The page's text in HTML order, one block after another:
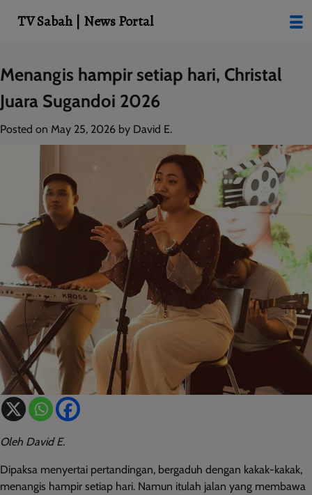
Skip
to
content
Menangis hampir setiap hari, Christal
Juara Sugandoi 2026
Posted on May 25, 2026 by David E.
Oleh David E.
Dipaksa menyertai pertandingan, bergaduh dengan kakak-kakak,
menangis hampir setiap hari. Namun itulah jalan yang membawa
TV Sabah | News Portal